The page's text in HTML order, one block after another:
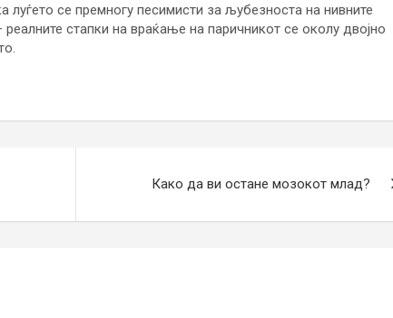
луѓето се премногу песимисти за љубезноста на нивните
стапки на враќање на паричникот се околу двојно
Како да ви остане мозокот млад?